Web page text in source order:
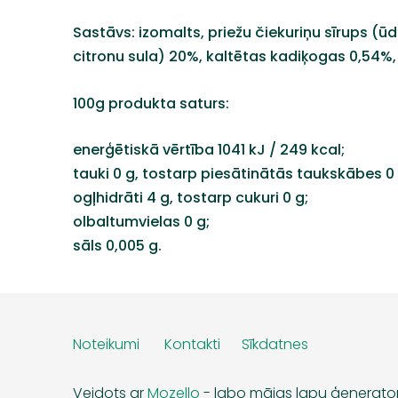
Sastāvs: izomalts, priežu čiekuriņu sīrups
citronu sula) 20%, kaltētas kadiķogas
100g produkta saturs:
enerģētiskā vērtība 1041 kJ / 249 kcal;
tauki 0 g, tostarp piesātinātās taukskābes 0
ogļhidrāti 4 g, tostarp cukuri 0 g;
olbaltumvielas 0 g;
sāls 0,005 g.
Noteikumi Kontakti Sīkdatnes
Veidots arMozello - labo mājas lapu